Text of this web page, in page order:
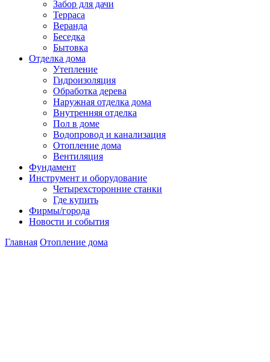
Забор для дачи
Терраса
Веранда
Беседка
Бытовка
Отделка дома
Утепление
Гидроизоляция
Обработка дерева
Наружная отделка дома
Внутренняя отделка
Пол в доме
Водопровод и канализация
Отопление дома
Вентиляция
Фундамент
Инструмент и оборудование
Четырехсторонние станки
Где купить
Фирмы/города
Новости и события
Главная Отопление дома